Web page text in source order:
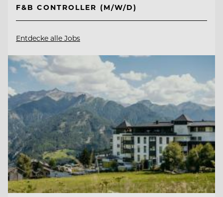
F&B CONTROLLER (M/W/D)
Entdecke alle Jobs